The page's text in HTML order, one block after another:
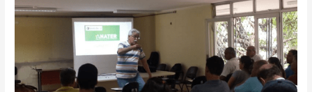
oficinas
fortalecer
empreendimentos
rurais